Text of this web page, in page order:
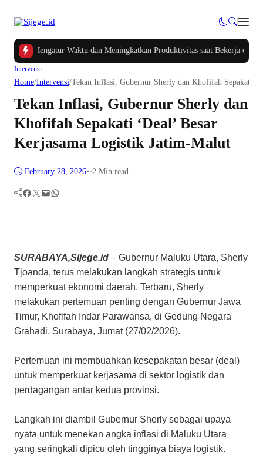
Mengatur Waktu dan Meningkatkan Produktivitas saat Bekerja dari Rumah
Intervensi
Home/Intervensi/Tekan Inflasi, Gubernur Sherly dan Khofifah Sepakati
Tekan Inflasi, Gubernur Sherly dan
Khofifah Sepakati ‘Deal’ Besar
Kerjasama Logistik Jatim-Malut
February 28, 2026••2 Min read
Facebook Twitter Mail WhatsApp
SURABAYA,Sijege.id – Gubernur Maluku Utara, Sherly
Tjoanda, terus melakukan langkah strategis untuk
memperkuat ekonomi daerah. Terbaru, Sherly
melakukan pertemuan penting dengan Gubernur Jawa
Timur, Khofifah Indar Parawansa, di Gedung Negara
Grahadi, Surabaya, Jumat (27/02/2026).
Pertemuan ini membuahkan kesepakatan besar (deal)
untuk memperkuat kerjasama di sektor logistik dan
perdagangan antar kedua provinsi.
​Langkah ini diambil Gubernur Sherly sebagai upaya
nyata untuk menekan angka inflasi di Maluku Utara
yang seringkali dipicu oleh tingginya biaya logistik.